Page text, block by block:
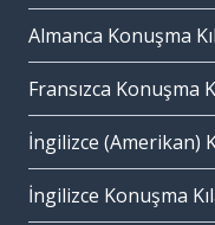
Almanca Konuşma
Fransızca Konuşma
İngilizce (Amerikan)
İngilizce Konuşma